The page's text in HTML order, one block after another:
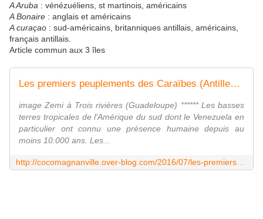
A Aruba : vénézuéliens, st martinois, américains
A Bonaire : anglais et américains
A curaçao : sud-américains, britanniques antillais, américains,
français antillais.
Article commun aux 3 îles
Les premiers peuplements des Caraïbes (Antilles) - coco Magnanville
image Zemi à Trois rivières (Guadeloupe) ****** Les basses
terres tropicales de l'Amérique du sud dont le Venezuela en
particulier ont connu une présence humaine depuis au
moins 10.000 ans. Les...